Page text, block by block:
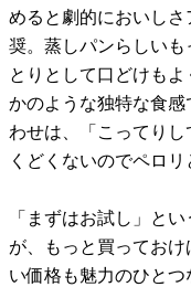
めると劇的においし
奨。蒸しパンらしい
とりとして口どけも
かのような独特な食
わせは、「こってりし
くどくないのでペロリ
「まずはお試し」と
が、もっと買ってお
い価格も魅力のひと